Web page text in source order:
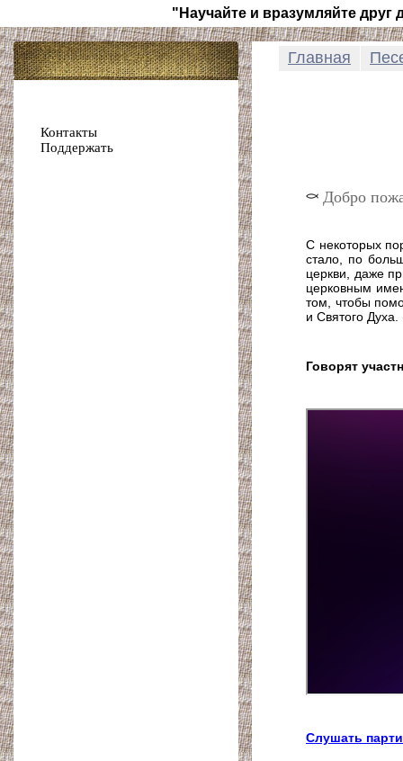
"Научайте и вразумляйте
Главная
Контакты
Поддержать
Добро
С некоторых
стало, по
церкви, даже
церковным
том, чтобы
и Святого Духа.
Говорят
Слушать